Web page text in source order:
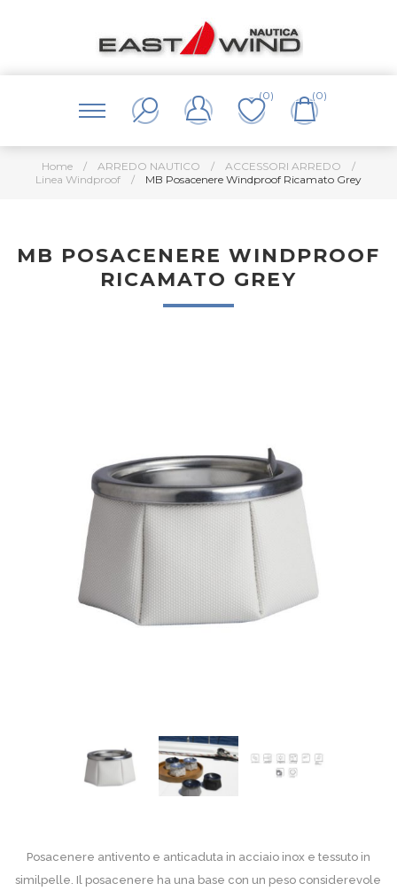
(0) (0)
Home / ARREDO NAUTICO / ACCESSORI ARREDO
/
Linea Windproof
/ MB Posacenere Windproof Ricamato Grey
MB POSACENERE WINDPROOF
RICAMATO GREY
Posacenere antivento e anticaduta in acciaio inox e tessuto in
similpelle. Il posacenere ha una base con un peso considerevole